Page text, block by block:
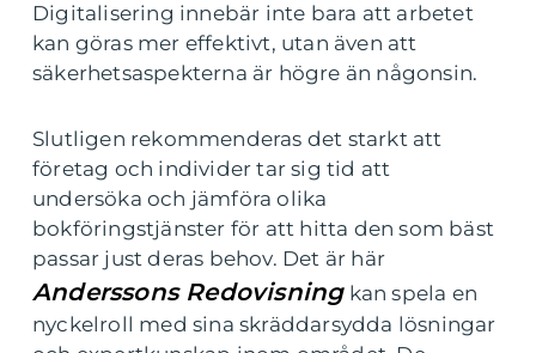
Digitalisering innebär inte bara att arbetet
kan göras mer effektivt, utan även att
säkerhetsaspekterna är högre än någonsin.
Slutligen rekommenderas det starkt att
företag och individer tar sig tid att
undersöka och jämföra olika
bokföringstjänster för att hitta den som bäst
passar just deras behov. Det är här
Anderssons Redovisningkan spela en
nyckelroll med sina skräddarsydda lösningar